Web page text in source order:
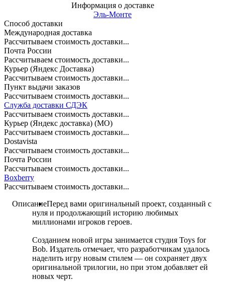
Информация о доставке
Эль-Монте
Способ доставки
Международная доставка
Рассчитываем стоимость доставки...
Почта России
Рассчитываем стоимость доставки...
Курьер (Яндекс Доставка)
Рассчитываем стоимость доставки...
Пункт выдачи заказов
Рассчитываем стоимость доставки...
Служба доставки СДЭК
Рассчитываем стоимость доставки...
Курьер (Яндекс доставка) (МО)
Рассчитываем стоимость доставки...
Dostavista
Рассчитываем стоимость доставки...
Почта России
Рассчитываем стоимость доставки...
Boxberry
Рассчитываем стоимость доставки...
ОписаниеПеред вами оригинальный проект, созданный с
нуля и продолжающий историю любимых
миллионами игроков героев.
Созданием новой игры занимается студия Toys for
Bob. Издатель отмечает, что разработчикам удалось
наделить игру новым стилем — он сохраняет двух
оригинальной трилогии, но при этом добавляет ей
новых черт.